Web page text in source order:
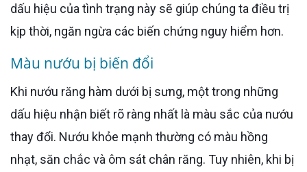
dấu hiệu của tình trạng này sẽ giúp chúng ta điều trị
kịp thời, ngăn ngừa các biến chứng nguy hiểm hơn.
Màu nướu bị biến đổi
Khi nướu răng hàm dưới bị sưng, một trong những
dấu hiệu nhận biết rõ ràng nhất là màu sắc của nướu
thay đổi. Nướu khỏe mạnh thường có màu hồng
nhạt, săn chắc và ôm sát chân răng. Tuy nhiên, khi bị